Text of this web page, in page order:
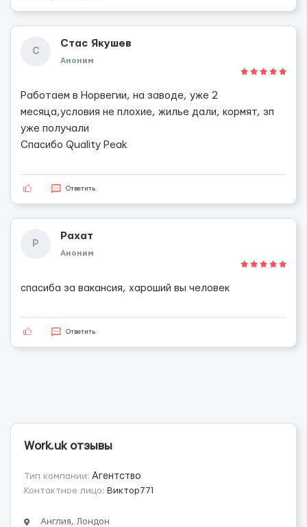
С
Стас Якушев
Аноним
Работаем в Норвегии, на заводе, уже 2
месяца,условия не плохие, жилье дали, кормят, зп
уже получали
Спасибо Quality Peak
Ответить
Р
Рахат
Аноним
спасиба за вакансия, хароший вы человек
Ответить
Work.uk отзывы
Тип компании: Агентство
Контактное лицо: Виктор771
Англия, Лондон